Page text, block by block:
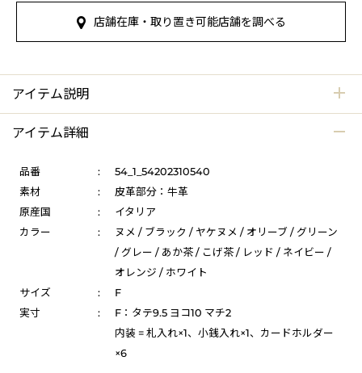
店舗在庫・取り置き可能店舗を調べる
アイテム説明
アイテム詳細
品番 :
54_1_54202310540
素材
:
皮革部分：牛革
原産国
:
イタリア
カラー
:
ヌメ / ブラック / ヤケヌメ / オリーブ / グリーン
/ グレー / あか茶 / こげ茶 / レッド / ネイビー /
オレンジ / ホワイト
サイズ
:
F
実寸
:
F：タテ9.5 ヨコ10 マチ2
内装 = 札入れ×1、小銭入れ×1、カードホルダー
×6